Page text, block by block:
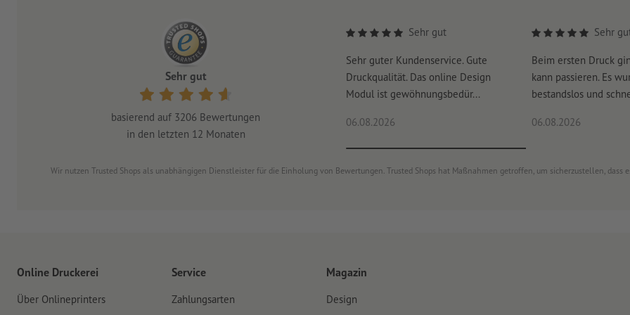
Überdruckeneinstellungen
werden von uns nicht geprüft
Kommentarewerden gelöscht und nicht gedruckt
Inhalte vonFormularfeldernwerden mitgedruckt
Sehr gut
basierend auf 3206 Bewertungen
in den letzten 12 Monaten
Sehr gut
Sehr guter Kundenservice. Gute
Druckqualität. Das online Design
Modul ist gewöhnungsbedür...
06.08.2026
Sehr
Beim ersten Druck
kann passieren. Es
bestandslos und
06.08.2026
Wir nutzen Trusted Shops als unabhängigen Dienstleister für die Einholung von Bewertungen. Trusted Shops hat Maßnahmen getroffen, um sicherzustellen,
Online Druckerei
Über Onlineprinters
Service
Zahlungsarten
Magazin
Design